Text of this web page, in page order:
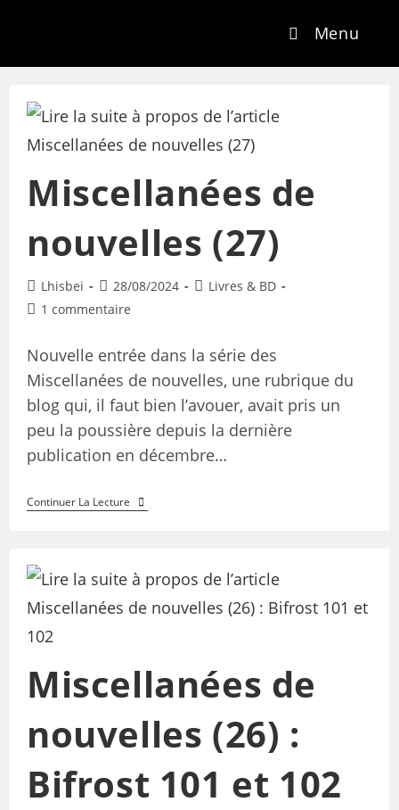
Menu
Miscellanées de
nouvelles (27)
Lhisbei 28/08/2024
Livres & BD
1 commentaire
Nouvelle entrée dans la série des
Miscellanées de nouvelles, une rubrique du
blog qui, il faut bien l’avouer, avait pris un
peu la poussière depuis la dernière
publication en décembre…
Continuer La Lecture
Miscellanées de
nouvelles (26) :
Bifrost 101 et 102